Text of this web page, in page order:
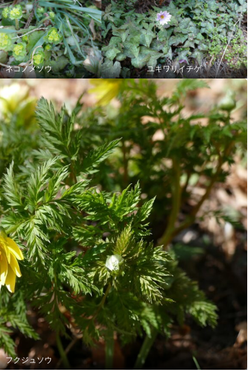
ネコノメソウ ユキワリイチゲ
フクジュソウ